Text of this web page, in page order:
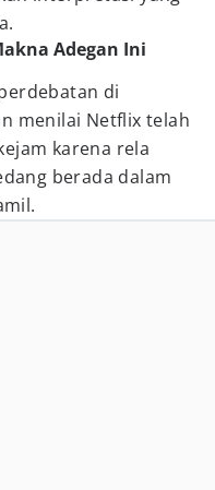
Adegan Ini
di
menilai Netflix telah
karena rela
berada dalam